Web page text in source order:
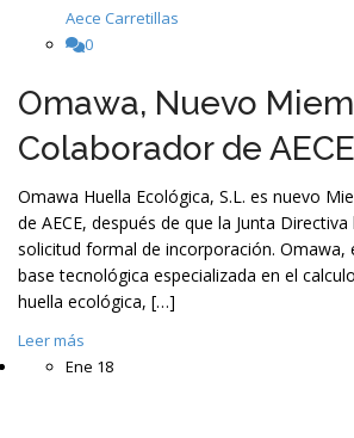
Aece Carretillas
0
Omawa, Nuevo
Colaborador de AECE
Omawa Huella Ecológica, S.L. es nuevo
de AECE, después de que la Junta
solicitud formal de incorporación. Omawa,
base tecnológica especializada en el
huella ecológica, […]
Leer más
Ene 18